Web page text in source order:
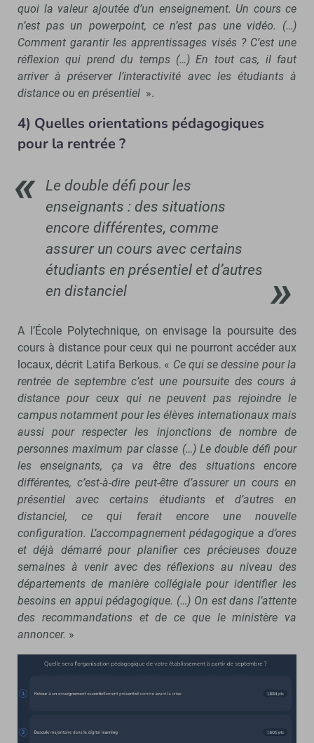
quoi la valeur ajoutée d’un enseignement. Un cours ce
n’est pas un powerpoint, ce n’est pas une vidéo. (…)
Comment garantir les apprentissages visés ? C’est une
réflexion qui prend du temps (…) En tout cas, il faut
arriver à préserver l’interactivité avec les étudiants à
distance ou en présentiel ».
4) Quelles orientations pédagogiques
pour la rentrée ?
Le double défi pour les
enseignants : des situations
encore différentes, comme
assurer un cours avec certains
étudiants en présentiel et d’autres
en distanciel
A l’École Polytechnique, on envisage la poursuite des
cours à distance pour ceux qui ne pourront accéder aux
locaux, décrit Latifa Berkous. « Ce qui se dessine pour la
rentrée de septembre c’est une poursuite des cours à
distance pour ceux qui ne peuvent pas rejoindre le
campus notamment pour les élèves internationaux mais
aussi pour respecter les injonctions de nombre de
personnes maximum par classe (…) Le double défi pour
les enseignants, ça va être des situations encore
différentes, c’est-à-dire peut-être d’assurer un cours en
présentiel avec certains étudiants et d’autres en
distanciel, ce qui ferait encore une nouvelle
configuration. L’accompagnement pédagogique a d’ores
et déjà démarré pour planifier ces précieuses douze
semaines à venir avec des réflexions au niveau des
départements de manière collégiale pour identifier les
besoins en appui pédagogique. (…) On est dans l’attente
des recommandations et de ce que le ministère va
annoncer. »